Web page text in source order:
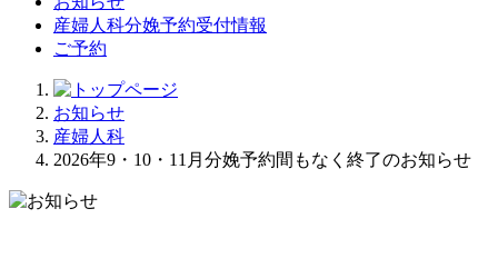
産婦人科分娩予約受付情報
ご予約
お知らせ
産婦人科
2026年9・10・11月分娩予約間もなく終了のお知らせ